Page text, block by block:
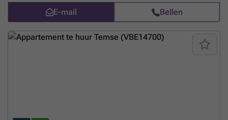
keuring lift, kuisvrouw per 2w, minuterie gem.delen EPC: 119 kWh/m²
(energielabel B - zeer goede score)
Meer weten?
E-mail Bellen